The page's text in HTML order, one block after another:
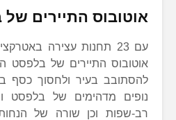
אוטובוס התיירים
עם 23 תחנות עצירה
אוטובוס התיירים של בלפסט
להסתובב בעיר ולחסוך כסף
נופים מדהימים של בלפסט
רב-שפות וכן שורה של